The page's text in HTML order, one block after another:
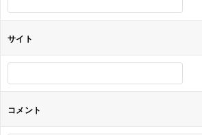
サイト
コメント